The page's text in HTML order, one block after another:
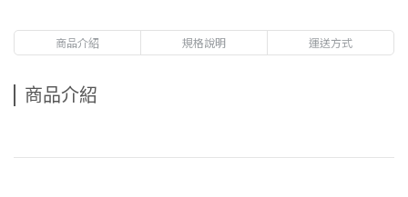
商品介紹 規格說明 運送方式
商品介紹